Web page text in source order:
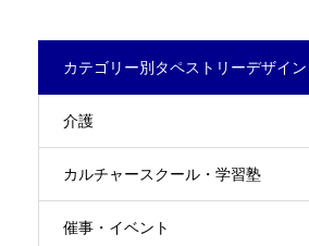
カテゴリー別タペストリーデザイン
介護
カルチャースクール・学習塾
催事・イベント